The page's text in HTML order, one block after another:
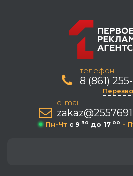
телефон:
8 (861)
e-mail
Пн-Чт c 9 30 до 17 00 -